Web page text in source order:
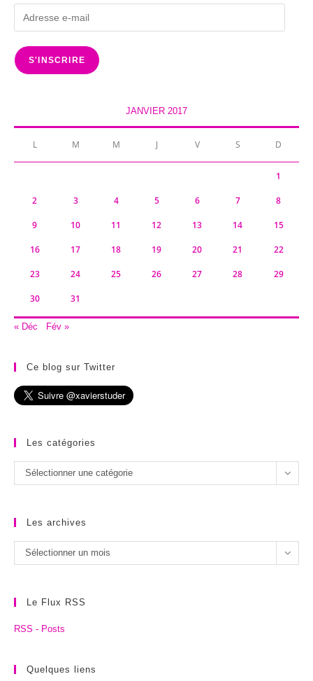
e-
mail
S'INSCRIRE
JANVIER 2017
L M M J V S D
1
2 3 4 5 6 7 8
9 10 11 12 13 14 15
16 17 18 19 20 21 22
23 24 25 26 27 28 29
30 31
« Déc Fév »
Ce blog sur Twitter
Les catégories
Les
catégories
Sélectionner une catégorie
Les archives
Les
archives
Sélectionner un mois
Le Flux RSS
RSS - Posts
Quelques liens